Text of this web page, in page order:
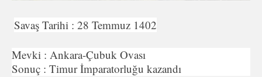
Savaş Tarihi : 28 Temmuz 1402
Mevki : Ankara-Çubuk Ovası
Sonuç : Timur İmparatorluğu kazandı